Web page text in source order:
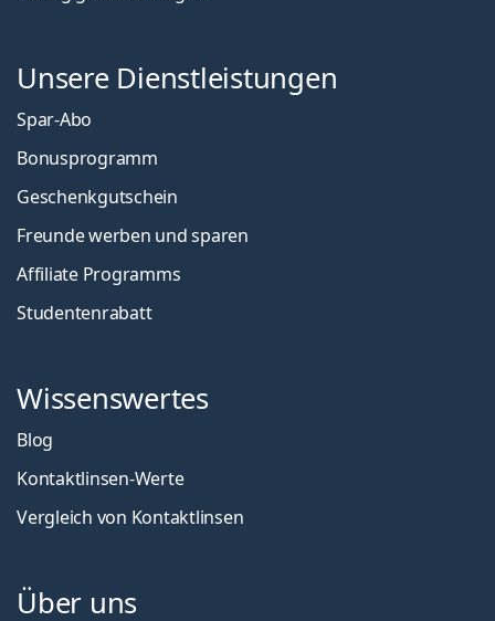
Unsere Dienstleistungen
Spar-Abo
Bonusprogramm
Geschenkgutschein
Freunde werben und sparen
Affiliate Programms
Studentenrabatt
Wissenswertes
Blog
Kontaktlinsen-Werte
Vergleich von Kontaktlinsen
Über uns